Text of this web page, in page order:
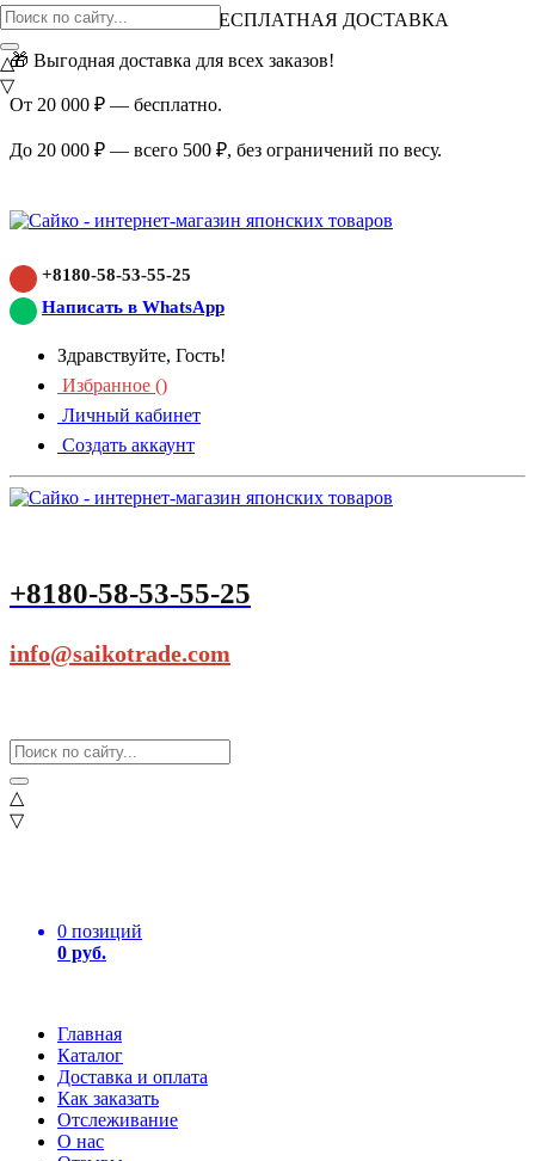
ВНИМАНИЕ АКЦИЯ!
БЕСПЛАТНАЯ ДОСТАВКА
🎁 Выгодная доставка для всех заказов!
От 20 000 ₽ — бесплатно.
До 20 000 ₽ — всего 500 ₽, без ограничений по весу.
+8180-58-53-55-25
Написать в WhatsApp
Здравствуйте, Гость!
Избранное ()
Личный кабинет
Создать аккаунт
+8180-58-53-55-25
info@saikotrade.com
△
▽
0 позиций
0 руб.
Главная
Каталог
Доставка и оплата
Как заказать
Отслеживание
О нас
△
▽